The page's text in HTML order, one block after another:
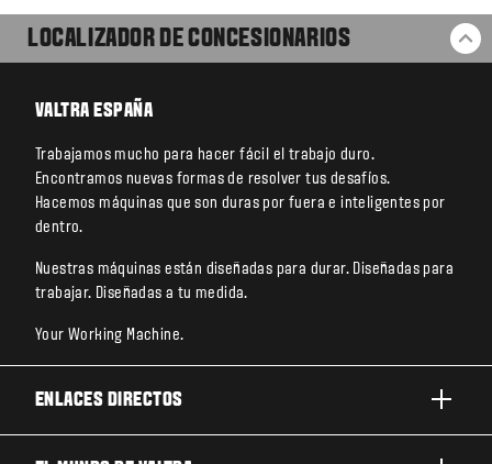
LOCALIZADOR DE CONCESIONARIOS
VALTRA ESPAÑA
Trabajamos mucho para hacer fácil el trabajo duro.
Encontramos nuevas formas de resolver tus desafíos.
Hacemos máquinas que son duras por fuera e inteligentes por
dentro.
Nuestras máquinas están diseñadas para durar. Diseñadas para
trabajar. Diseñadas a tu medida.
Your Working Machine.
ENLACES DIRECTOS